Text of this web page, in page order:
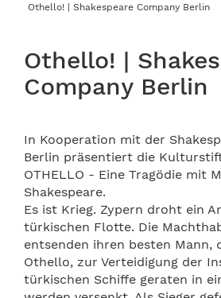
Othello! | Shakespeare Company Berlin
Othello! |
Company Berlin
In Kooperation mit der
Berlin präsentiert die
OTHELLO - Eine Tragödie mit
Shakespeare.
Es ist Krieg. Zypern droht ein
türkischen Flotte. Die
entsenden ihren besten Mann,
Othello, zur Verteidigung der
türkischen Schiffe geraten in